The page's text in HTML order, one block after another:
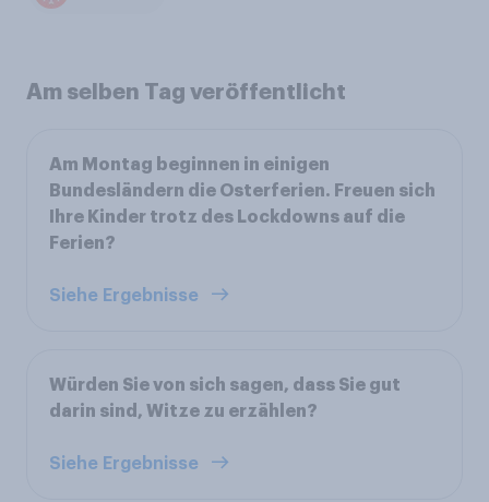
Am selben Tag veröffentlicht
Am Montag beginnen in einigen
Bundesländern die Osterferien. Freuen sich
Ihre Kinder trotz des Lockdowns auf die
Ferien?
Siehe Ergebnisse
Würden Sie von sich sagen, dass Sie gut
darin sind, Witze zu erzählen?
Siehe Ergebnisse